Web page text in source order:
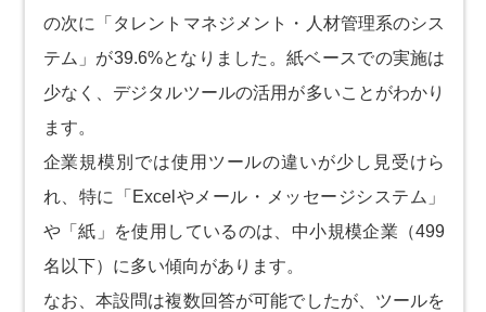
の次に「タレントマネジメント・人材管理系のシス
テム」が39.6%となりました。紙ベースでの実施は
少なく、デジタルツールの活用が多いことがわかり
ます。
企業規模別では使用ツールの違いが少し見受けら
れ、特に「Excelやメール・メッセージシステム」
や「紙」を使用しているのは、中小規模企業（499
名以下）に多い傾向があります。
なお、本設問は複数回答が可能でしたが、ツールを